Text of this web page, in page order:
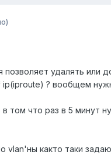
удалять или
? вообщем
том что раз в 5 минут
vlan'ны както таки